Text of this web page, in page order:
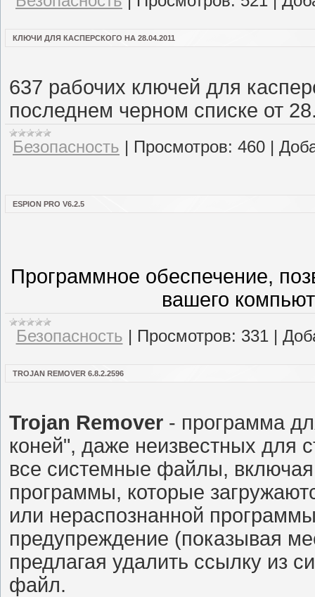
КЛЮЧИ ДЛЯ КАСПЕРСКОГО НА 28.04.2011
637 рабочих ключей для
последнем черном списке от
Безопасность | Просмотров: 460 |
ESPION PRO V6.2.5
Программное обеспечение,
вашего
Безопасность | Просмотров: 331|
TROJAN REMOVER 6.8.2.2596
Trojan Remover - программа
коней", даже неизвестных для
все системные файлы,
программы, которые
или нераспознанной
предупреждение (показывая
предлагая удалить ссылку из
файл.